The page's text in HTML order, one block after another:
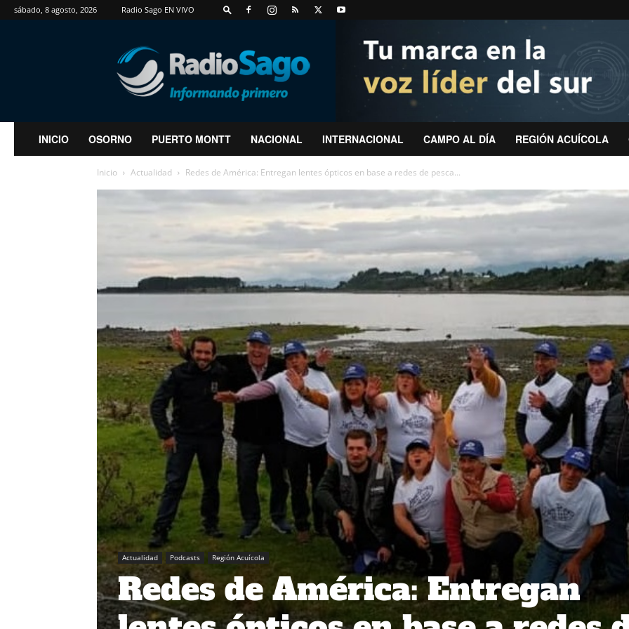
sábado, 8 agosto, 2026 Radio Sago EN VIVO
RadioSago
INICIO OSORNO PUERTO MONTT NACIONAL INTERNACIONAL CAMPO AL DÍA REGIÓN ACUÍCOLA
Inicio Actualidad Redes de América: Entregan lentes ópticos en base a redes de pesca...
Actualidad Podcasts Región Acuícola
Redes de América: Entregan